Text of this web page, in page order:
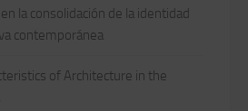
la consolidación de la identidad
contemporánea
of Architecture in the